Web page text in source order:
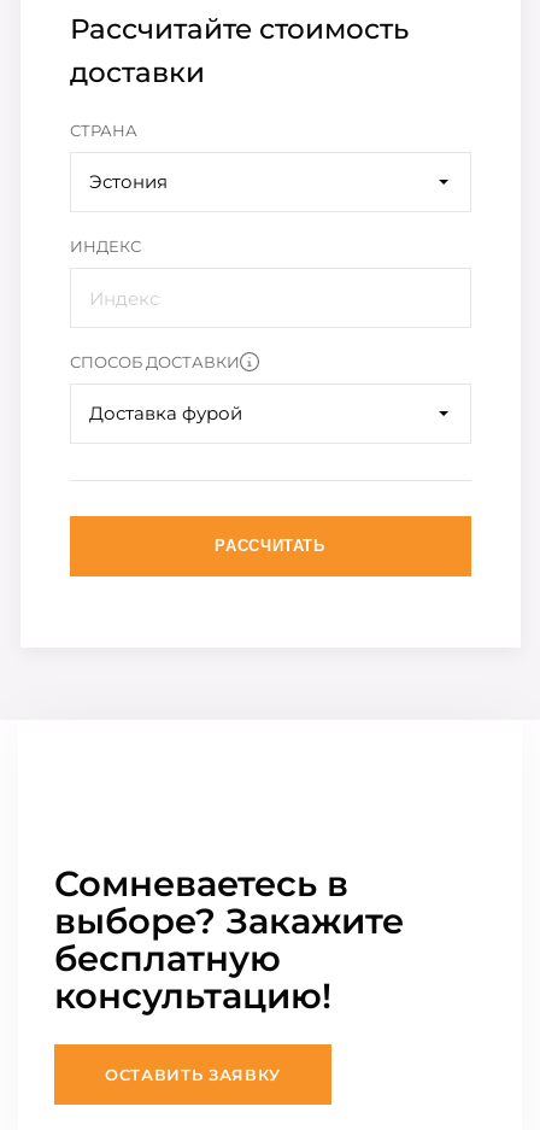
Рассчитайте стоимость
доставки
СТРАНА
Эстония
ИНДЕКС
СПОСОБ ДОСТАВКИ
Доставка фурой
РАССЧИТАТЬ
Сомневаетесь в
выборе? Закажите
бесплатную
консультацию!
ОСТАВИТЬ ЗАЯВКУ